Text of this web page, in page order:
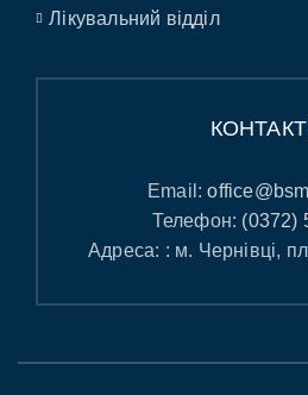
Лікувальний відділ
Email:
Телефон: (0372)
Адреса: : м. Чернівці,